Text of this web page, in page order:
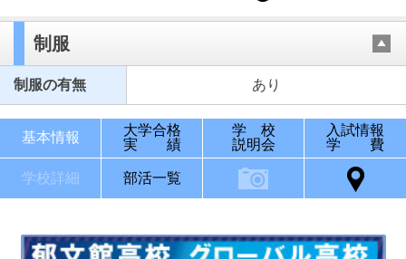
制服
制服の有無 あり
基本情報
大学合格
実 績
学 校
説明会
入試情報
学 費
学校詳細 部活一覧